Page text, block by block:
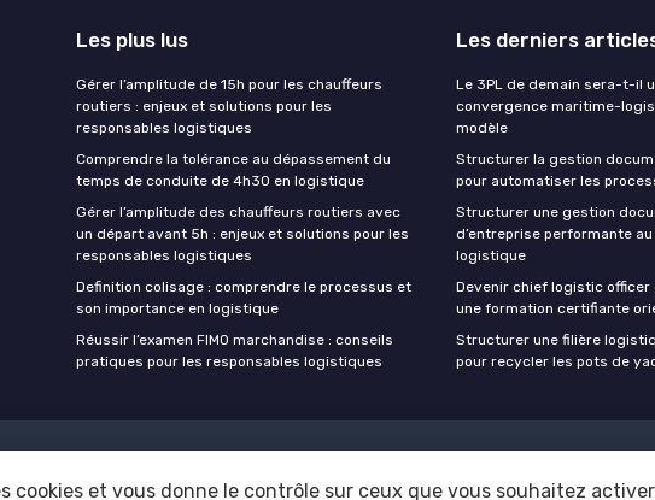
Les plus lus
Gérer l’amplitude de 15h pour les chauffeurs
routiers : enjeux et solutions pour les
responsables logistiques
Comprendre la tolérance au dépassement du
temps de conduite de 4h30 en logistique
Gérer l’amplitude des chauffeurs routiers avec
un départ avant 5h : enjeux et solutions pour les
responsables logistiques
Definition colisage : comprendre le processus et
son importance en logistique
Réussir l’examen FIMO marchandise : conseils
pratiques pour les responsables logistiques
Les derniers
Le 3PL de demain sera-t-il
convergence maritime-
modèle
Structurer la gestion
pour automatiser les
Structurer une gestion
d’entreprise performante
logistique
Devenir chief logistic
une formation certifiante
Structurer une filière
pour recycler les pots de
© CLO at WORK ! 2026
cookies et vous donne le contrôle sur ceux que vous souhaitez activer